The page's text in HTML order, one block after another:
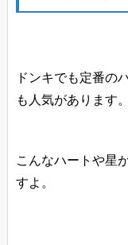
ドンキでも定番の
も人気があります。
こんなハートや星
すよ。